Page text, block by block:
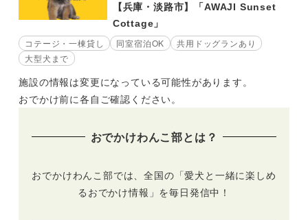
【兵庫・淡路市】「AWAJI Sunset
Cottage」
コテージ・一棟貸し 同室宿泊OK
共用ドッグランあり
大型犬まで
施設の情報は変更になっている可能性があります。
おでかけ前に各自ご確認ください。
おでかけわんこ部とは？
おでかけわんこ部では、全国の「愛犬と一緒に楽しめ
るおでかけ情報」を毎日発信中！